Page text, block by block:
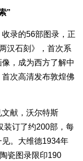
”
录的56部图录，正
汉石刻》，首次系
，成为西方了解中
次高清发布敦煌佛
献，沃尔特斯
装订了约200部，每
。大维德1934年
瓷图录限印190